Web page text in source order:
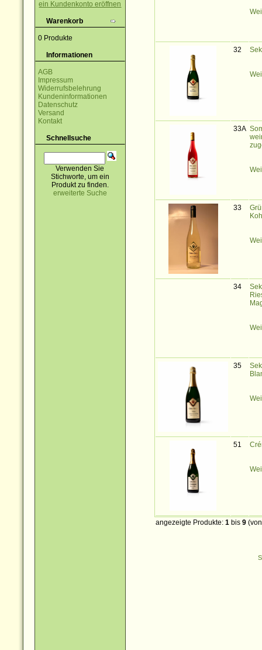
ein Kundenkonto eröffnen
Warenkorb
0 Produkte
Informationen
AGB
Impressum
Widerrufsbelehrung
Kundeninformationen
Datenschutz
Versand
Kontakt
Schnellsuche
Verwenden Sie
Stichworte, um ein
Produkt zu finden.
erweiterte Suche
32
33A
33
34
35
51
angezeigte Produkte: 1 bis 9